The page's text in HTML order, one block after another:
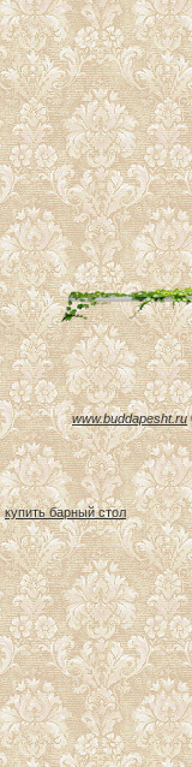
www.buddapesht.ru
купить барный стол